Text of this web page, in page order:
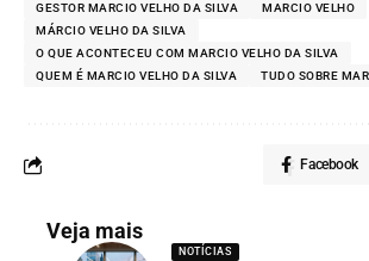
GESTOR MARCIO VELHO DA SILVA
MARCIO VELHO
MÁRCIO VELHO DA SILVA
O QUE ACONTECEU COM MARCIO VELHO DA SILVA
QUEM É MARCIO VELHO DA SILVA
TUDO SOBRE
Facebook
Veja mais
NOTÍCIAS